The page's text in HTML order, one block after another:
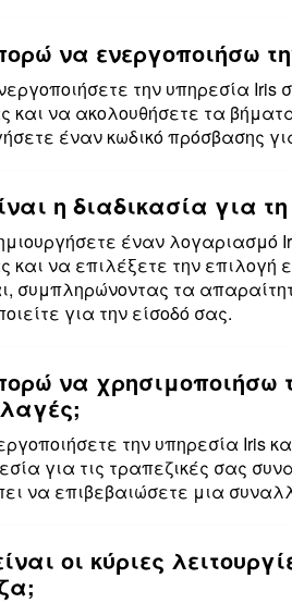
να ενεργοποιήσω
την υπηρεσία Iris
και να ακολουθήσετε τα
έναν κωδικό πρόσβασης
η διαδικασία για
έναν λογαριασμό
και να επιλέξετε την
συμπληρώνοντας τα
για την είσοδό σας.
να χρησιμοποιήσω
την υπηρεσία Iris
για τις τραπεζικές σας
να επιβεβαιώσετε μια
οι κύριες